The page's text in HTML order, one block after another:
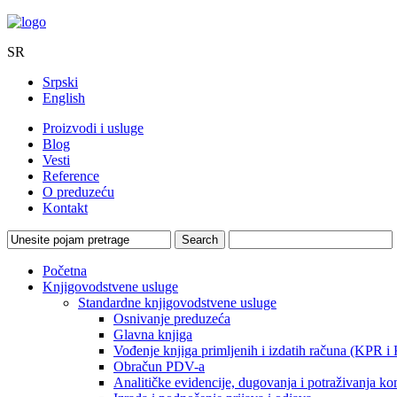
SR
Srpski
English
Proizvodi i usluge
Blog
Vesti
Reference
O preduzeću
Kontakt
Početna
Knjigovodstvene usluge
Standardne knjigovodstvene usluge
Osnivanje preduzeća
Glavna knjiga
Vođenje knjiga primljenih i izdatih računa (KPR i
Obračun PDV-a
Analitičke evidencije, dugovanja i potraživanja